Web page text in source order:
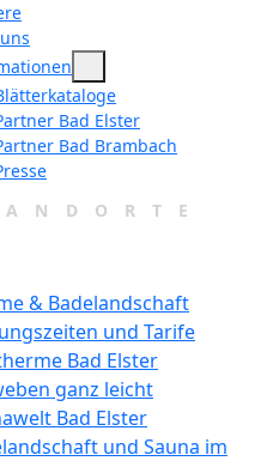
Bad Elster
Bad Brambach
& Badelandschaft
und Tarife
Bad Elster
ganz leicht
Bad Elster
und Sauna im